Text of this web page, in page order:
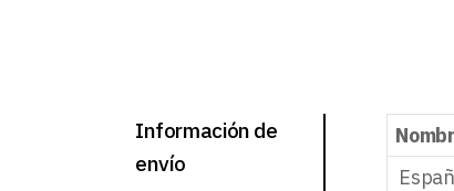
Información de
envío